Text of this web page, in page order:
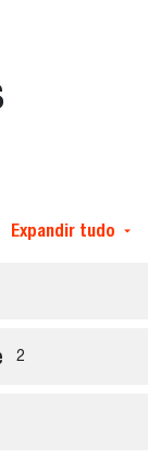
Expandir tudo
2